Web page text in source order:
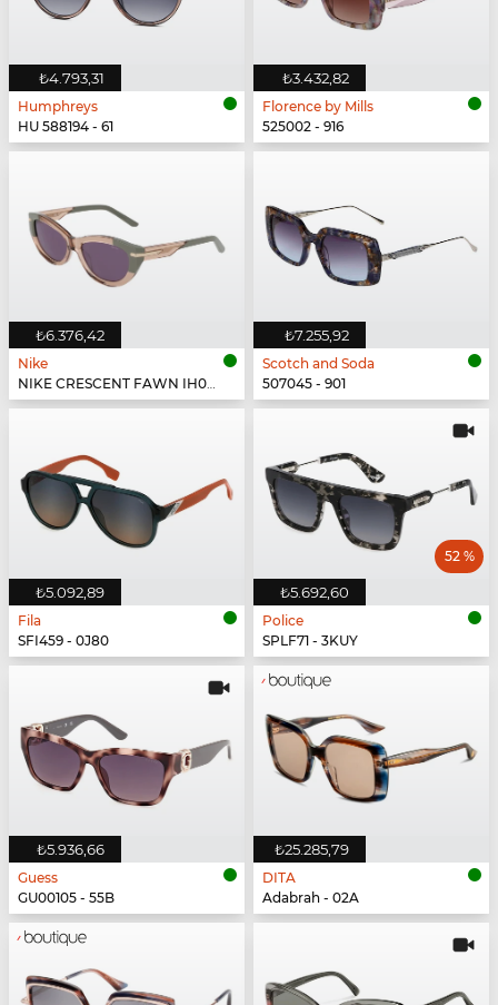
₺4.793,31
Humphreys
HU 588194 - 61
₺3.432,82
Florence by Mills
525002 - 916
₺6.376,42
Nike
NIKE CRESCENT FAWN IH0918X - 200
₺7.255,92
Scotch and Soda
507045 - 901
₺5.092,89
Fila
SFI459 - 0J80
₺5.692,60
52 %
Police
SPLF71 - 3KUY
₺5.936,66
Guess
GU00105 - 55B
₺25.285,79
DITA
Adabrah - 02A